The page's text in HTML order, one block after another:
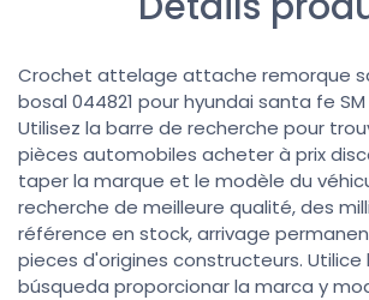
Crochet attelage attache remorque
bosal 044821 pour hyundai santa fe
Utilisez la barre de recherche pour
pièces automobiles acheter à prix
taper la marque et le modèle du
recherche de meilleure qualité, des
référence en stock, arrivage
pieces d'origines constructeurs. Utilice
búsqueda proporcionar la marca y